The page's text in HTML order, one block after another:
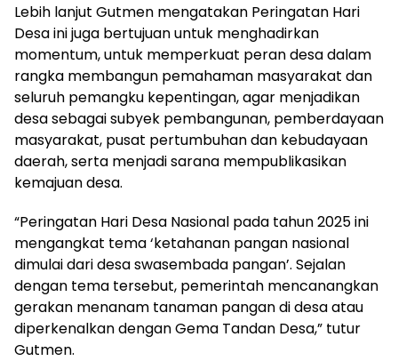
Lebih lanjut Gutmen mengatakan Peringatan Hari
Desa ini juga bertujuan untuk menghadirkan
momentum, untuk memperkuat peran desa dalam
rangka membangun pemahaman masyarakat dan
seluruh pemangku kepentingan, agar menjadikan
desa sebagai subyek pembangunan, pemberdayaan
masyarakat, pusat pertumbuhan dan kebudayaan
daerah, serta menjadi sarana mempublikasikan
kemajuan desa.
“Peringatan Hari Desa Nasional pada tahun 2025 ini
mengangkat tema ‘ketahanan pangan nasional
dimulai dari desa swasembada pangan’. Sejalan
dengan tema tersebut, pemerintah mencanangkan
gerakan menanam tanaman pangan di desa atau
diperkenalkan dengan Gema Tandan Desa,” tutur
Gutmen.